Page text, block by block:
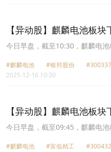
【异动股】麒麟电池板
跌9.81%
今日早盘，截至10:30，麒麟电
精工(300432.CN)跌2.83%报
报27.02元，铭利达(301268.CN)
#麒麟电池 #银邦股份
2025-12-16 10:30
【异动股】麒麟电池板
跌8.1%
今日早盘，截至09:45，麒麟电
份(300337.CN)跌2.28%报10.3元
#麒麟电池 #富临精工